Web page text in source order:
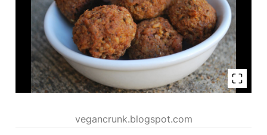
vegancrunk.blogspot.com